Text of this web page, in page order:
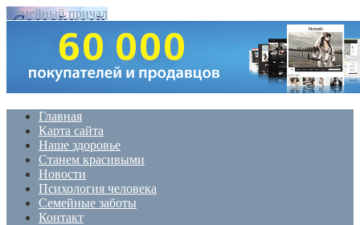
Семейный причал
Главная
Карта сайта
Наше здоровье
Станем красивыми
Новости
Психология человека
Семейные заботы
Контакт